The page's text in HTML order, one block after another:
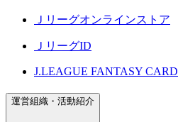
Ｊリーグオンラインストア
ＪリーグID
J.LEAGUE FANTASY CARD
運営組織・活動紹介